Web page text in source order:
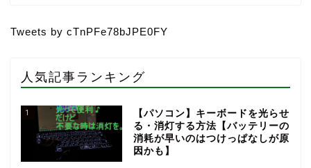
Tweets by cTnPFe78bJPE0FY
人気記事ランキング
1
【パソコン】キーボードを光らせ
る・消灯する方法【バッテリーの
消耗が早いのはつけっぱなしが原
因かも】